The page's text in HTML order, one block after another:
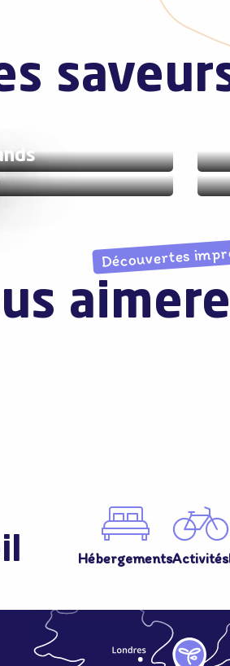
Découvertes
HébergementsActivités